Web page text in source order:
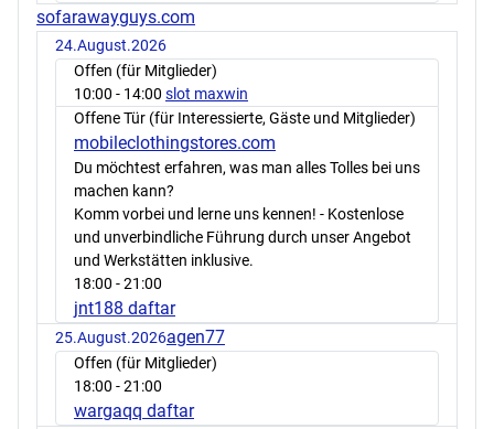
sofarawayguys.com
24.August.2026
Offen (für Mitglieder)
10:00 - 14:00 slot maxwin
Offene Tür (für Interessierte, Gäste und Mitglieder)
mobileclothingstores.com
Du möchtest erfahren, was man alles Tolles bei uns
machen kann?
Komm vorbei und lerne uns kennen! - Kostenlose
und unverbindliche Führung durch unser Angebot
und Werkstätten inklusive.
18:00 - 21:00
jnt188 daftar
25.August.2026agen77
Offen (für Mitglieder)
18:00 - 21:00
wargaqq daftar